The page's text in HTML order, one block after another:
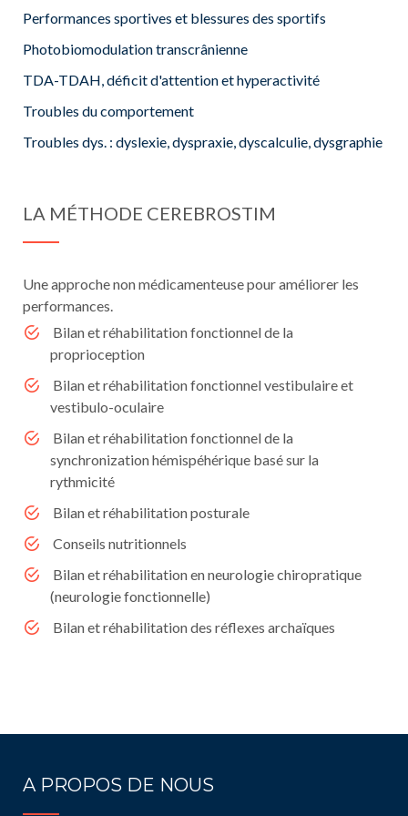
Performances sportives et blessures des sportifs
Photobiomodulation transcrânienne
TDA-TDAH, déficit d'attention et hyperactivité
Troubles du comportement
Troubles dys. : dyslexie, dyspraxie, dyscalculie, dysgraphie
LA MÉTHODE CEREBROSTIM
Une approche non médicamenteuse pour améliorer les
performances.
Bilan et réhabilitation fonctionnel de la
proprioception
Bilan et réhabilitation fonctionnel vestibulaire et
vestibulo-oculaire
Bilan et réhabilitation fonctionnel de la
synchronization hémispéhérique basé sur la
rythmicité
Bilan et réhabilitation posturale
Conseils nutritionnels
Bilan et réhabilitation en neurologie chiropratique
(neurologie fonctionnelle)
Bilan et réhabilitation des réflexes archaïques
A PROPOS DE NOUS